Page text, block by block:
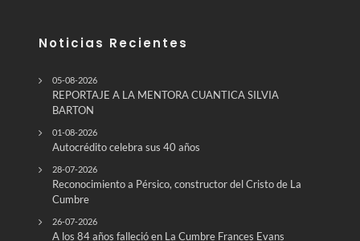
Noticias Recientes
05-08-2026
REPORTAJE A LA MENTORA CUANTICA SILVIA
BARTON
01-08-2026
Autocrédito celebra sus 40 años
28-07-2026
Reconocimiento a Pérsico, constructor del Cristo de La
Cumbre
26-07-2026
A los 84 años falleció en La Cumbre Frances Evans